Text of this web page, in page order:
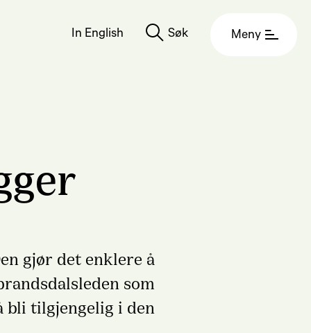
In English Søk Meny
gjør det enklere å
som
bli tilgjengelig i den